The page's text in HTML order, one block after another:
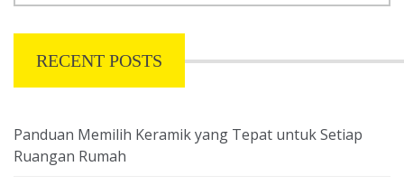
RECENT POSTS
Panduan Memilih Keramik yang Tepat untuk Setiap
Ruangan Rumah